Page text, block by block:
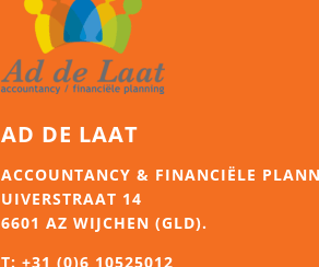
AD DE LAAT
ACCOUNTANCY & FINANCIËLE
UIVERSTRAAT 14
6601 AZ WIJCHEN (GLD).
T: +31 (0)6 10525012